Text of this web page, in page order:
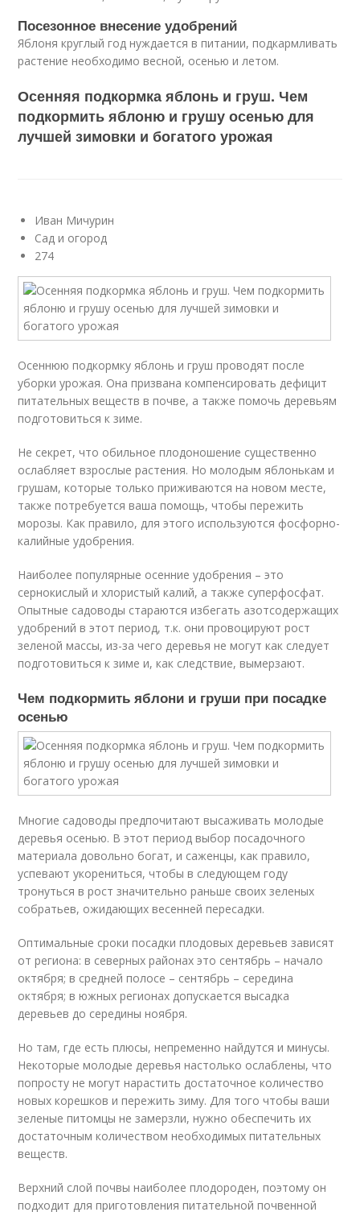
Посезонное внесение удобрений
Яблоня круглый год нуждается в питании, подкармливать
растение необходимо весной, осенью и летом.
Осенняя подкормка яблонь и груш. Чем
подкормить яблоню и грушу осенью для
лучшей зимовки и богатого урожая
Иван Мичурин
Сад и огород
274
Осеннюю подкормку яблонь и груш проводят после
уборки урожая. Она призвана компенсировать дефицит
питательных веществ в почве, а также помочь деревьям
подготовиться к зиме.
Не секрет, что обильное плодоношение существенно
ослабляет взрослые растения. Но молодым яблонькам и
грушам, которые только приживаются на новом месте,
также потребуется ваша помощь, чтобы пережить
морозы. Как правило, для этого используются фосфорно-
калийные удобрения.
Наиболее популярные осенние удобрения – это
сернокислый и хлористый калий, а также суперфосфат.
Опытные садоводы стараются избегать азотсодержащих
удобрений в этот период, т.к. они провоцируют рост
зеленой массы, из-за чего деревья не могут как следует
подготовиться к зиме и, как следствие, вымерзают.
Чем подкормить яблони и груши при посадке
осенью
Многие садоводы предпочитают высаживать молодые
деревья осенью. В этот период выбор посадочного
материала довольно богат, и саженцы, как правило,
успевают укорениться, чтобы в следующем году
тронуться в рост значительно раньше своих зеленых
собратьев, ожидающих весенней пересадки.
Оптимальные сроки посадки плодовых деревьев зависят
от региона: в северных районах это сентябрь – начало
октября; в средней полосе – сентябрь – середина
октября; в южных регионах допускается высадка
деревьев до середины ноября.
Но там, где есть плюсы, непременно найдутся и минусы.
Некоторые молодые деревья настолько ослаблены, что
попросту не могут нарастить достаточное количество
новых корешков и пережить зиму. Для того чтобы ваши
зеленые питомцы не замерзли, нужно обеспечить их
достаточным количеством необходимых питательных
веществ.
Верхний слой почвы наиболее плодороден, поэтому он
подходит для приготовления питательной почвенной